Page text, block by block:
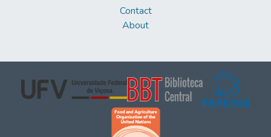
Contact
About